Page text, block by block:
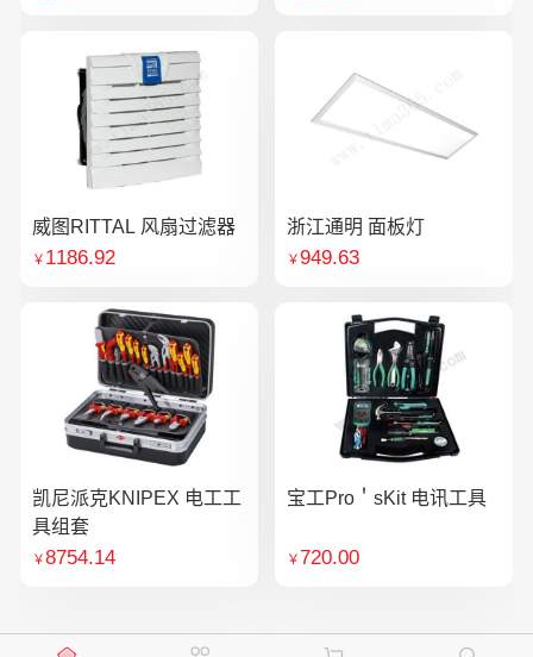
威图RITTAL 风扇过滤器
￥ 1186.92
浙江通明 面板灯
￥949.63
凯尼派克KNIPEX 电工工
具组套
￥8754.14
宝工Pro＇sKit 电讯工具
￥720.00